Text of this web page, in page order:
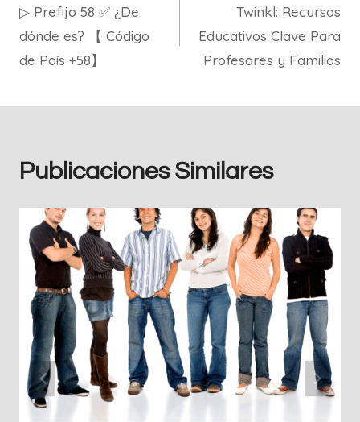
de
entradas
▷ Prefijo 58 ✅ ¿De
dónde es? 【 Código
de País +58】
Twinkl: Recursos
Educativos Clave Para
Profesores y Familias
Publicaciones Similares